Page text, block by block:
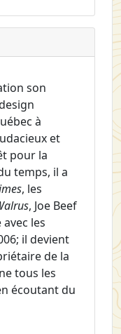
son
à
et
pour la
temps, il a
, les
, Joe Beef
les
il devient
de la
tous les
écoutant du